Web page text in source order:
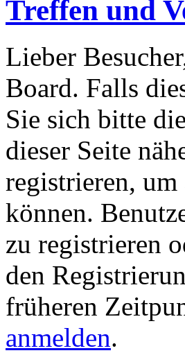
Treffen und
Lieber
Board. Falls
Sie sich bitte die
dieser Seite
registrieren,
können.
zu registrieren
den
früheren
anmelden.